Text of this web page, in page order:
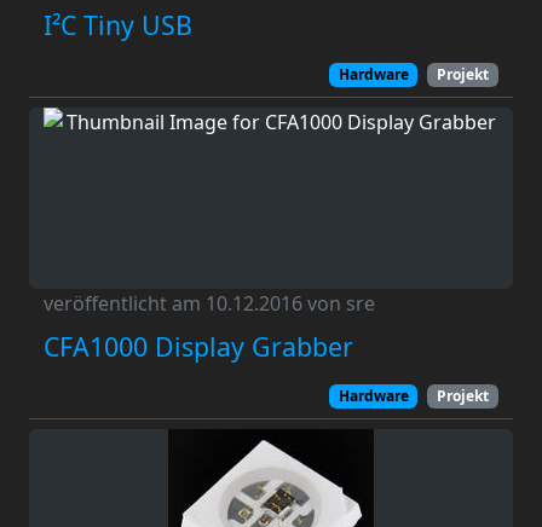
I²C Tiny USB
Hardware Projekt
veröffentlicht am 10.12.2016 von sre
CFA1000 Display Grabber
Hardware Projekt